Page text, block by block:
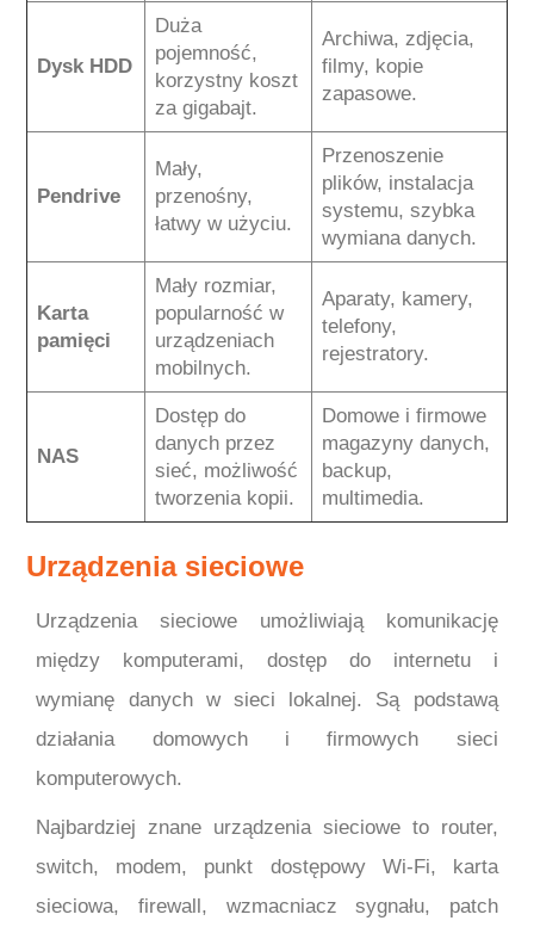
Dysk HDD
Duża
pojemność,
korzystny koszt
za gigabajt.
Archiwa, zdjęcia,
filmy, kopie
zapasowe.
Pendrive
Mały,
przenośny,
łatwy w użyciu.
Przenoszenie
plików, instalacja
systemu, szybka
wymiana danych.
Karta
pamięci
Mały rozmiar,
popularność w
urządzeniach
mobilnych.
Aparaty, kamery,
telefony,
rejestratory.
NAS
Dostęp do
danych przez
sieć, możliwość
tworzenia kopii.
Domowe i firmowe
magazyny danych,
backup,
multimedia.
Urządzenia sieciowe
Urządzenia sieciowe umożliwiają komunikację
między komputerami, dostęp do internetu i
wymianę danych w sieci lokalnej. Są podstawą
działania domowych i firmowych sieci
komputerowych.
Najbardziej znane urządzenia sieciowe to router,
switch, modem, punkt dostępowy Wi-Fi, karta
sieciowa, firewall, wzmacniacz sygnału, patch